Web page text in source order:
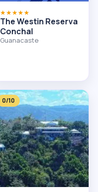
★★★★★
The Westin Reserva
Conchal
Guanacaste
0/10